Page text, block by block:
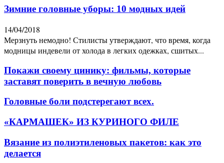
Зимние головные уборы: 10 модных идей
14/04/2018
Мерзнуть немодно! Стилисты утверждают, что время, когда
модницы индевели от холода в легких одежках, сшитых...
Покажи своему цинику: фильмы, которые
заставят поверить в вечную любовь
Головные боли подстерегают всех.
«КАРМАШЕК» ИЗ КУРИНОГО ФИЛЕ
Вязание из полиэтиленовых пакетов: как это
делается